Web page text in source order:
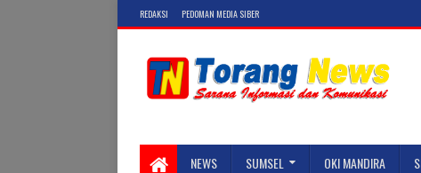
REDAKSI PEDOMAN MEDIA SIBER
NEWS SUMSEL OKI MANDIRA